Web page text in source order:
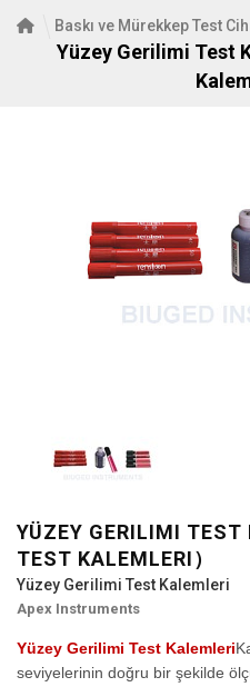
Baskı ve Mürekkep Test
Yüzey Gerilimi Test
YÜZEY GERILIMI TEST
TEST KALEMLERI）
Yüzey Gerilimi Test Kalemleri
Apex Instruments
Yüzey Gerilimi Test Kalemleri
seviyelerinin doğru bir şekilde